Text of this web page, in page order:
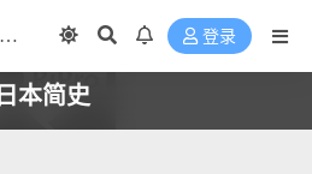
登录
日本简史